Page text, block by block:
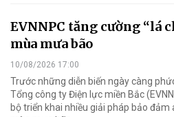
EVNNPC tăng cường “lá
mùa mưa bão
10/08/2026 17:00
Trước những diễn biến ngày càng
Tổng công ty Điện lực miền Bắc
bộ triển khai nhiều giải pháp bảo